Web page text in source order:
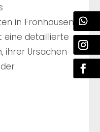
in Fronhausen
eine detaillierte
ihrer Ursachen